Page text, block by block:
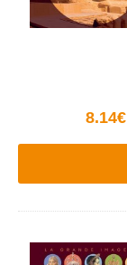
8.14€